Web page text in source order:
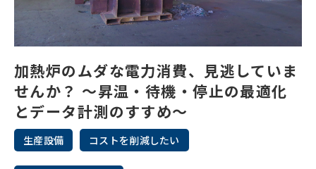
加熱炉のムダな電力消費、見逃していま
せんか？ ～昇温・待機・停止の最適化
とデータ計測のすすめ～
生産設備 コストを削減したい